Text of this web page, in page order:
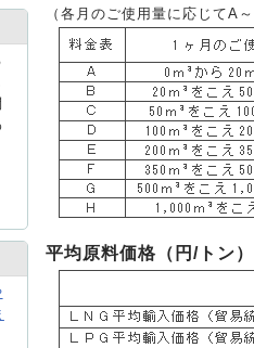
（各月のご使用量に応じてA
平均原料価格（円/トン）